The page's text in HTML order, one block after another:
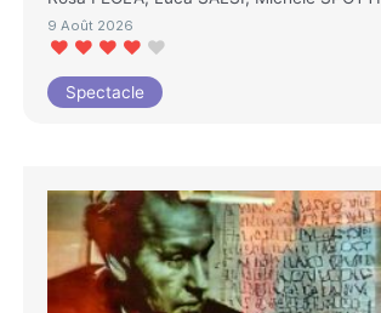
9 Août 2026
Spectacle